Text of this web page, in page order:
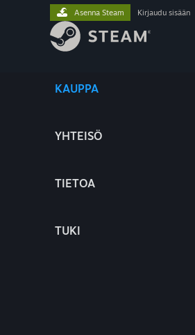
KAUPPA
YHTEISÖ
TIETOA
TUKI
Asenna Steam Kirjaudu sisään